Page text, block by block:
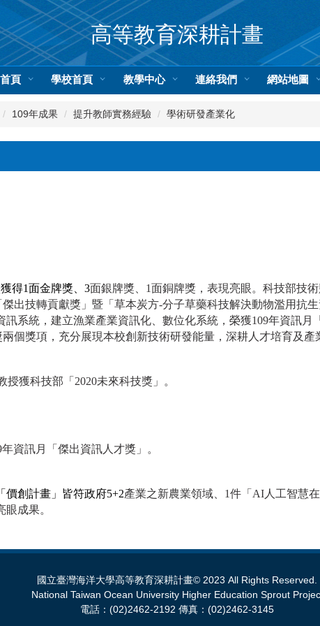
高等教育深耕計畫
頁 學校首頁 教學中心 連絡我們 網站地圖
109年成果 提升教師實務經驗 學術研發產業化
得1面金牌獎、3面銀牌獎、1面銅牌獎，表現亮眼。科技部技
出技轉貢獻獎」暨「草本炭方-分子草藥科技解決動物濫用抗
系統，建立漁業產業資訊化、數位化系統，榮獲109年資訊
個獎項，充分展現本校創新技術研發能量，深耕人才培育及產
獲科技部「2020未來科技獎」。
資訊月「傑出資訊人才獎」。
價創計畫」皆符政府5+2產業之新農業領域、1件「AI人工智慧
成果。
國立臺灣海洋大學高等教育深耕計畫© 2023 All Rights Reserved.
National Taiwan Ocean University Higher Education Sprout
電話：(02)2462-2192 傳真：(02)2462-3145